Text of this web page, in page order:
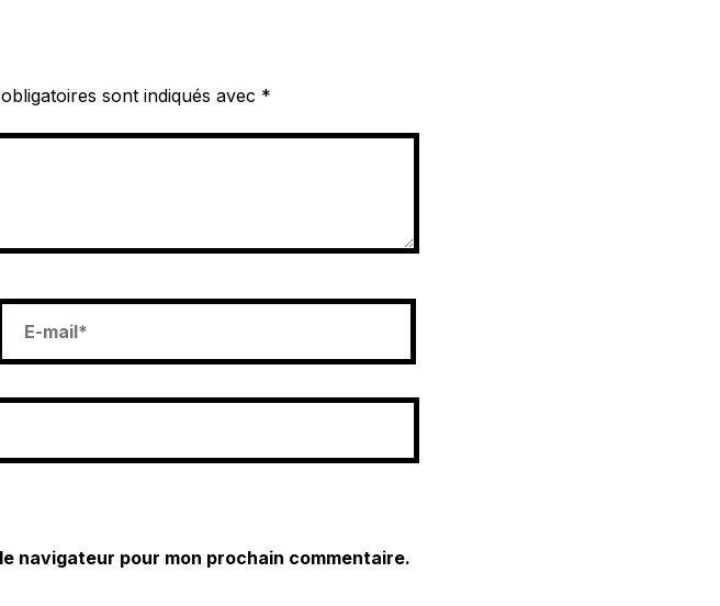
sont indiqués avec *
navigateur pour mon prochain commentaire.